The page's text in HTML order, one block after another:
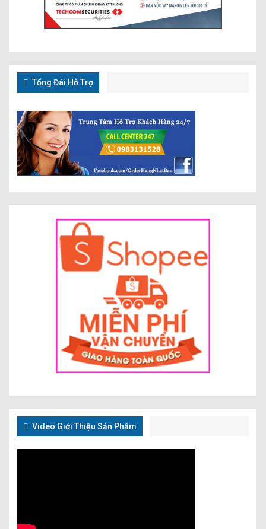
Tổng Đài Hỗ Trợ
Video Giới Thiệu Sản Phẩm